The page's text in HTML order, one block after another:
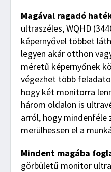
Magával ragadó
ultraszéles, WQHD
képernyővel többet
legyen akár otthon
méretű képernyőnek
végezhet több
hogy két monitorra
három oldalon is
arról, hogy mindenféle
merülhessen el a
Mindent magába
görbületű monitor